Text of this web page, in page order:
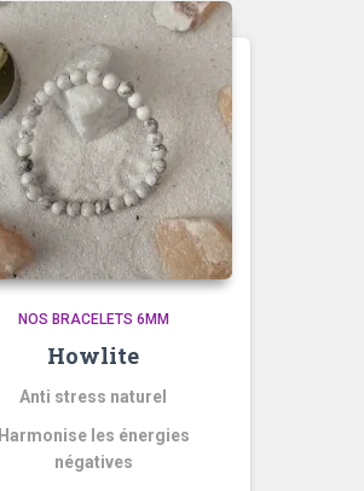
NOS BRACELETS 6MM
Howlite
Anti stress naturel
Harmonise les énergies
négatives